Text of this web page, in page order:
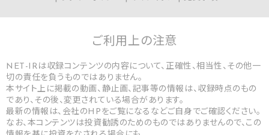
ご利用上の注意
NET-IRは収録コンテンツの内容について、正確性、相当性、その他一
切の責任を負うものではありません。
本サイト上に掲載の動画、静止画、記事等の情報は、収録時点のもの
であり、その後、変更されている場合があります。
最新の情報は、会社のHPをご覧になるなどご自身でご確認ください。
なお、本コンテンツは投資勧誘のためのものではありませんので、この